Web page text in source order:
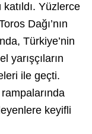
Yüzlerce
Dağı’nın
Türkiye’nin
yarışçıların
ile geçti.
keyifli